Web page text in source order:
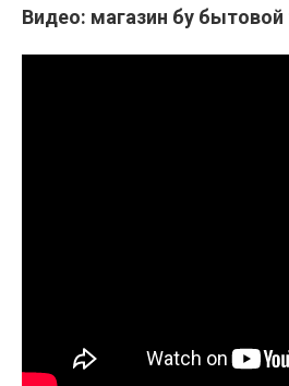
Видео: магазин бу бытовой